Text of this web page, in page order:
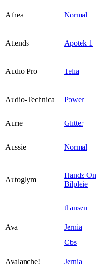
Athea Normal
Attends Apotek 1
Audio Pro Telia
Audio-Technica Power
Aurie
Glitter
Aussie Normal
Autoglym
Handz On
Bilpleie
thansen
Ava
Jernia
Obs
Avalanche! Jernia